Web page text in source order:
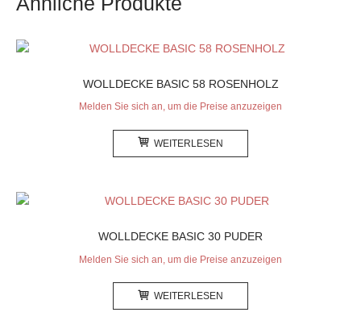
WOLLDECKE BASIC 58 ROSENHOLZ
Melden Sie sich an, um die Preise anzuzeigen
WEITERLESEN
WOLLDECKE BASIC 30 PUDER
Melden Sie sich an, um die Preise anzuzeigen
WEITERLESEN